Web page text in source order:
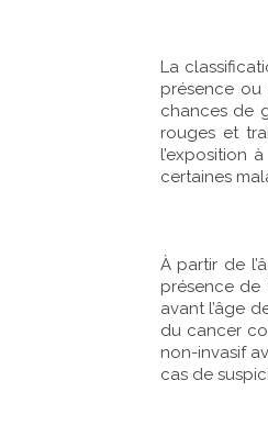
La
présence
chances de
rouges et
l’exposition
certaines
À partir de
présence de
avant l’âge
du cancer
non-invasif
cas de